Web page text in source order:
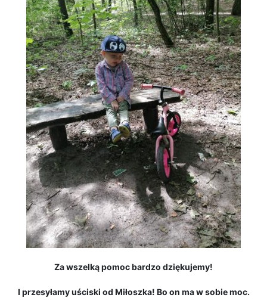
Za wszelką pomoc bardzo dziękujemy!
I przesyłamy uściski od Miłoszka! Bo on ma w sobie moc.